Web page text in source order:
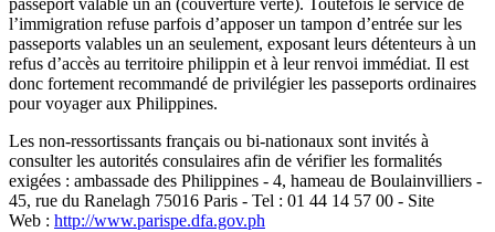
passeport valable un an (couverture verte). Toutefois le service de
l’immigration refuse parfois d’apposer un tampon d’entrée sur les
passeports valables un an seulement, exposant leurs détenteurs à un
refus d’accès au territoire philippin et à leur renvoi immédiat. Il est
donc fortement recommandé de privilégier les passeports ordinaires
pour voyager aux Philippines.
Les non-ressortissants français ou bi-nationaux sont invités à
consulter les autorités consulaires afin de vérifier les formalités
exigées : ambassade des Philippines - 4, hameau de Boulainvilliers -
45, rue du Ranelagh 75016 Paris - Tel : 01 44 14 57 00 - Site
Web : http://www.parispe.dfa.gov.ph